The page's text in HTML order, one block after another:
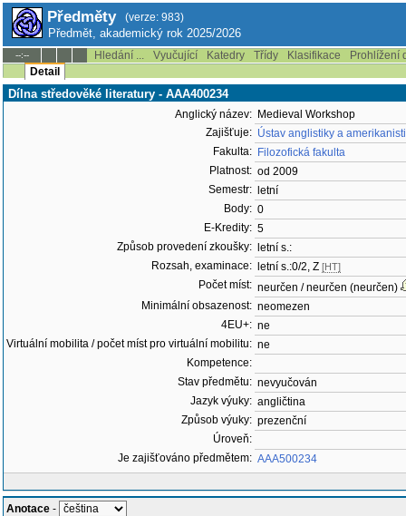
Předměty (verze: 983)
Předmět, akademický rok 2025/2026
--:-- Hledání ... Vyučující Katedry Třídy Klasifikace
Prohlížení
Detail
Dílna středověké literatury - AAA400234
Anglický název: Medieval Workshop
Zajišťuje: Ústav anglistiky a
Fakulta: Filozofická fakulta
Platnost: od 2009
Semestr:
letní
Body: 0
E-Kredity: 5
Způsob provedení zkoušky:
letní s.:
Rozsah, examinace:
letní s.:0/2, Z [HT]
Počet míst: neurčen / neurčen (neurčen)
Minimální obsazenost: neomezen
4EU+: ne
Virtuální mobilita / počet míst pro virtuální mobilitu: ne
Kompetence:
Stav předmětu: nevyučován
Jazyk výuky: angličtina
Způsob výuky: prezenční
Úroveň:
Je zajišťováno předmětem: AAA500234
Anotace -